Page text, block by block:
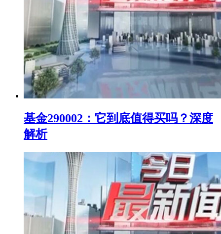
基金290002：它到底值得买吗？深度
解析